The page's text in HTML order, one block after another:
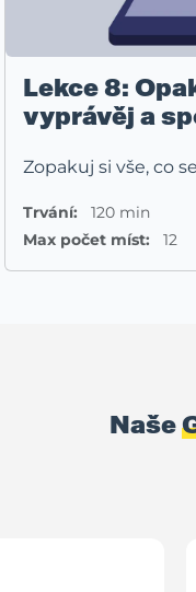
Lekce 8:
vyprávěj a
Zopakuj si vše, co
Trvání: 120 min
Max počet míst: 12
Naše